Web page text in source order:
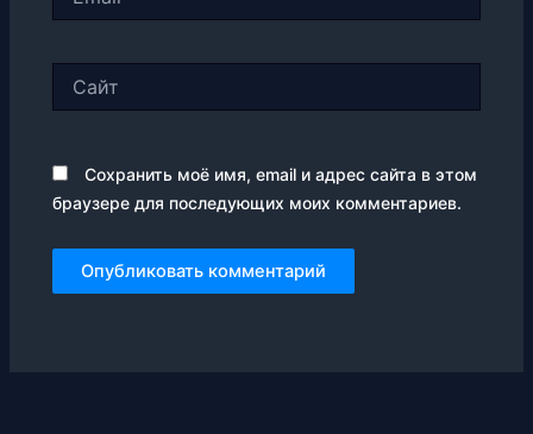
Сохранить моё имя, email и адрес сайта в этом
браузере для последующих моих комментариев.